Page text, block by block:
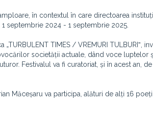
în contextul în care directoarea
septembrie 2024 - 1 septembrie 2025.
TIMES / VREMURI TULBURIˮ,
societății actuale, dând voce luptelor
Festivalul va fi curatoriat, și în acest an, de
Măceșaru va participa, alături de alți 16 poeți